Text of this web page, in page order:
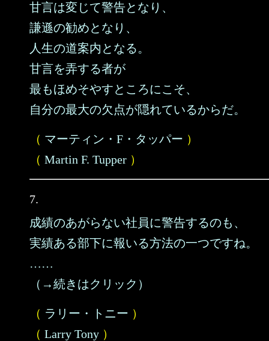
甘言は変じて警告となり、
謙遜の勧めとなり、
人生の道案内となる。
甘言を弄する者が
最もほめそやすところにこそ、
自分の最大の欠点が隠れているからだ。
（ マーティン・F・タッパー ）
（ Martin F. Tupper ）
7.
成績のあがらない社員に警告するのも、
実績ある部下に報いる方法の一つですね。
……
（→続きはクリック）
（ ラリー・トニー ）
（ Larry Tony ）